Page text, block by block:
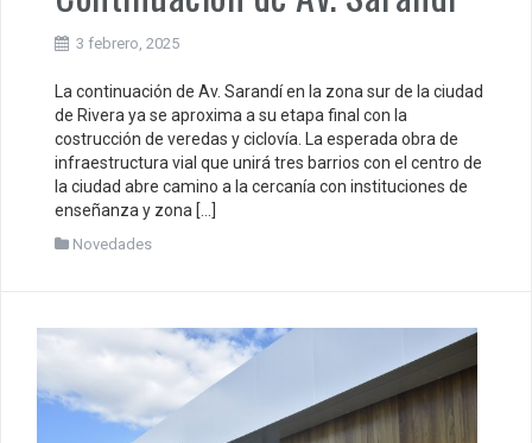
3 febrero, 2025
La continuación de Av. Sarandí en la zona sur de la ciudad
de Rivera ya se aproxima a su etapa final con la
costrucción de veredas y ciclovía. La esperada obra de
infraestructura vial que unirá tres barrios con el centro de
la ciudad abre camino a la cercanía con instituciones de
enseñanza y zona […]
Novedades